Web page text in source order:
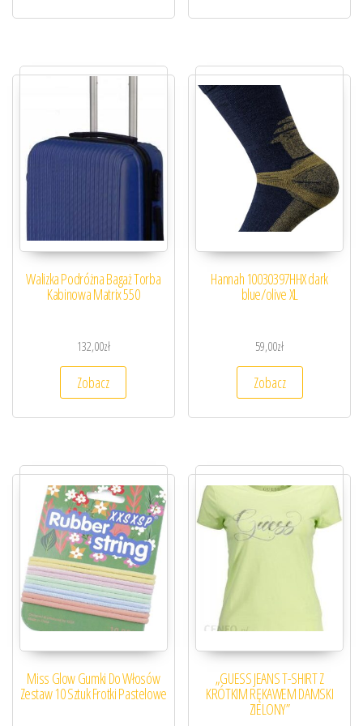
Walizka Podróżna Bagaż Torba
Kabinowa Matrix 550
132,00zł
Zobacz
Hannah 10030397HHX dark
blue/olive XL
59,00zł
Zobacz
Miss Glow Gumki Do Włosów
Zestaw 10 Sztuk Frotki Pastelowe
„GUESS JEANS T-SHIRT Z
KRÓTKIM RĘKAWEM DAMSKI
ZIELONY”